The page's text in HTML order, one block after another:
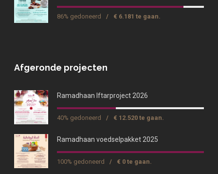
86% gedoneerd / € 6.181 te gaan.
Afgeronde projecten
Ramadhaan Iftarproject 2026
40% gedoneerd / € 12.520 te gaan.
Ramadhaan voedselpakket 2025
100% gedoneerd / € 0 te gaan.